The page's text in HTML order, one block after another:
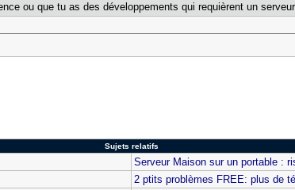
ou que tu as des développements qui requièrent un
Sujets relatifs
Serveur Maison sur un portable :
2 ptits problèmes FREE: plus de